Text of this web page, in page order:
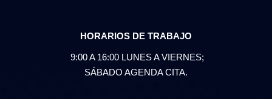
HORARIOS DE TRABAJO
9:00 A 16:00 LUNES A VIERNES;
SÁBADO AGENDA CITA.